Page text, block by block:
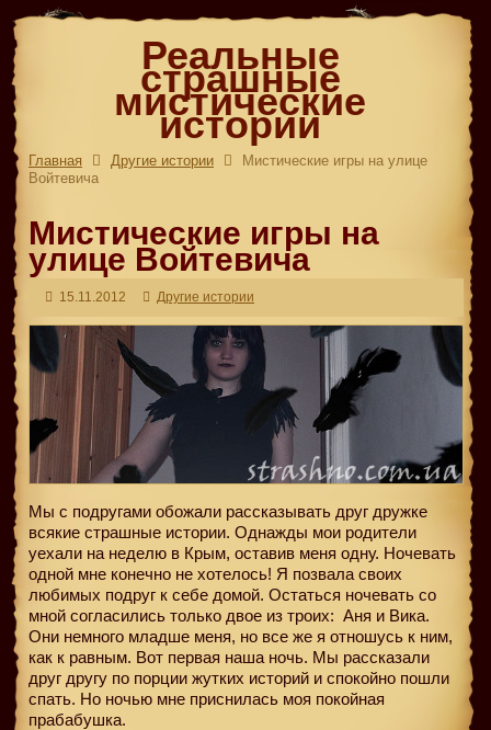
Реальные
страшные
мистические
истории
Главная Другие истории
Мистические игры на улице
Войтевича
Мистические игры на
улице Войтевича
15.11.2012 Другие истории
Мы с подругами обожали рассказывать друг дружке
всякие страшные истории. Однажды мои родители
уехали на неделю в Крым, оставив меня одну. Ночевать
одной мне конечно не хотелось! Я позвала своих
любимых подруг к себе домой. Остаться ночевать со
мной согласились только двое из троих: Аня и Вика.
Они немного младше меня, но все же я отношусь к ним,
как к равным. Вот первая наша ночь. Мы рассказали
друг другу по порции жутких историй и спокойно пошли
спать. Но ночью мне приснилась моя покойная
прабабушка.